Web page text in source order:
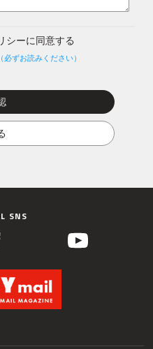
シーに同意する
ずお読みください）
SNS